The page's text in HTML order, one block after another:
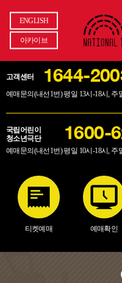
ENGLISH
아카이브
고객센터 1644-
예매문의(내선1번) 평일 13시-18시, 주
국립어린이
청소년극단
1600-
예매문의(내선1번) 평일 10시-18시, 주
티켓예매 예매확인